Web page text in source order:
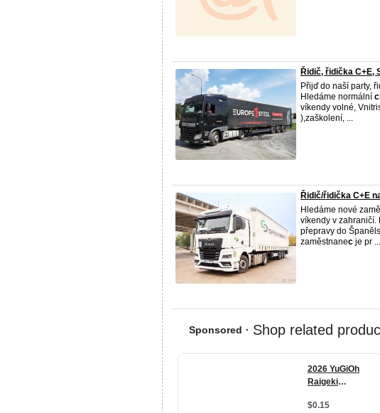
Řidič, řidička C+E,
Přijď do naší party,
Hledáme normální c
víkendy volné,
),zaškolení, ...
Řidič/řidička C+E
Hledáme nové
víkendy v zahraničí.
přepravy do
zaměstnanec je pr ...